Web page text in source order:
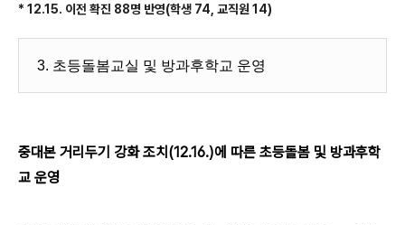
* 12.15. 이전 확진 88명 반영(학생 74, 교직원 14)
3. 초등돌봄교실 및 방과후학교 운영
중대본 거리두기 강화 조치(12.16.)에 따른 초등돌봄 및 방과후학
교 운영